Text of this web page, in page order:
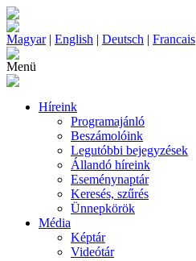
Magyar| English | Deutsch | Francais
Menü
Híreink
Programajánló
Beszámolóink
Legutóbbi bejegyzések
Állandó híreink
Eseménynaptár
Keresés, szűrés
Ünnepkörök
Média
Képtár
Videótár